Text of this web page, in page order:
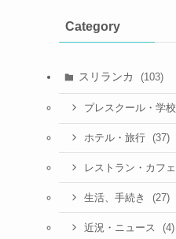
Category
スリランカ (103)
プレスクール・学校
ホテル・旅行 (37)
レストラン・カフェ
生活、手続き (27)
近況・ニュース (4)